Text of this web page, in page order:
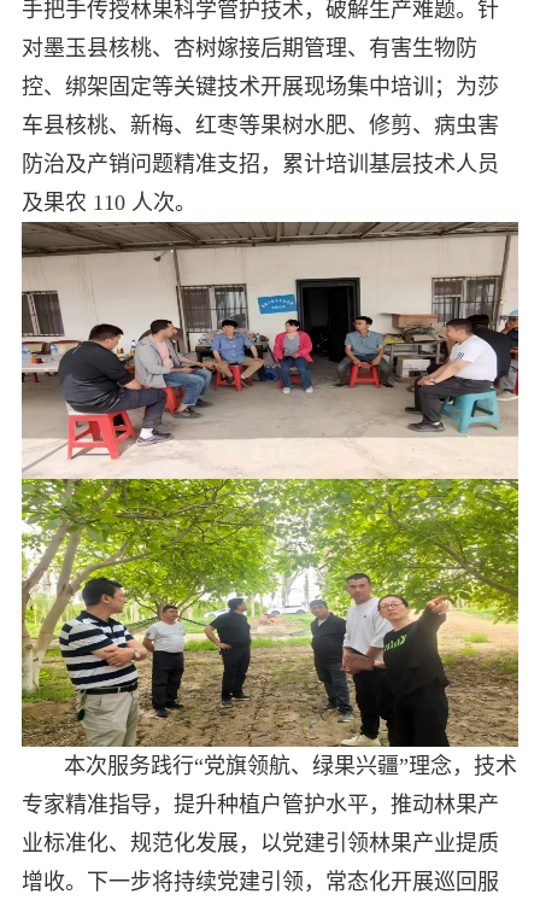
手把手传授林果科学管护技术，破解生产难题。针
对墨玉县核桃、杏树嫁接后期管理、有害生物防
控、绑架固定等关键技术开展现场集中培训；为莎
车县核桃、新梅、红枣等果树水肥、修剪、病虫害
防治及产销问题精准支招，累计培训基层技术人员
及果农 110 人次。
本次服务践行“党旗领航、绿果兴疆”理念，技术
专家精准指导，提升种植户管护水平，推动林果产
业标准化、规范化发展，以党建引领林果产业提质
增收。下一步将持续党建引领，常态化开展巡回服